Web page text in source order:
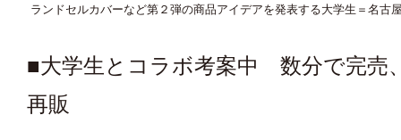
ランドセルカバーなど第２弾の商品アイデアを発表する大学生＝名古
■大学生とコラボ考案中 数分で完
再販